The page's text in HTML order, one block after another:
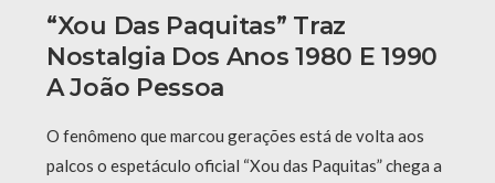
“Xou Das Paquitas” Traz
Nostalgia Dos Anos 1980 E 1990
A João Pessoa
O fenômeno que marcou gerações está de volta aos
palcos o espetáculo oficial “Xou das Paquitas” chega a